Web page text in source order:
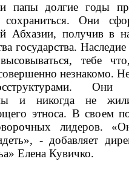
долгие годы
Они
Абхазии, получив в
государства.
тебе
незнакомо.
и никогда не
этноса. В своем
лидеров.
- добавляет
Елена Кувичко.